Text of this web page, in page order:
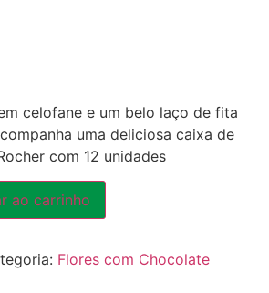
celofane e um belo laço de fita
uma deliciosa caixa de
com 12 unidades
ao carrinho
Flores com Chocolate